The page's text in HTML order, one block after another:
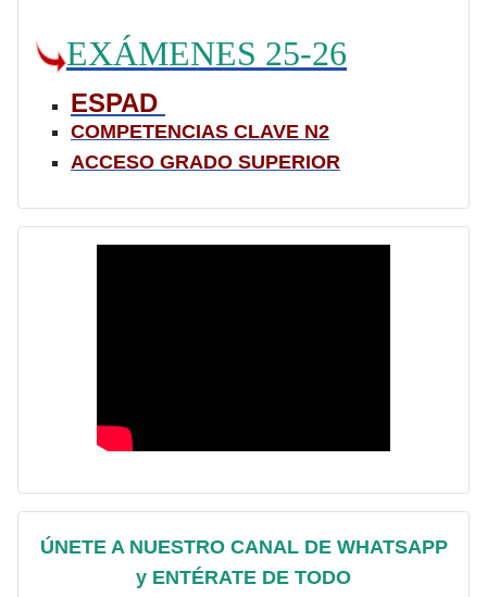
EXÁMENES 25-26
ESPAD
COMPETENCIAS CLAVE N2
ACCESO GRADO SUPERIOR
ÚNETE A NUESTRO CANAL DE WHATSAPP
y ENTÉRATE DE TODO